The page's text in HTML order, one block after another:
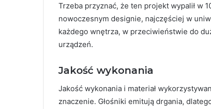
Trzeba przyznać, że ten projekt wypalił w
nowoczesnym designie, najczęściej w
każdego wnętrza, w przeciwieństwie do
urządzeń.
Jakość wykonania
Jakość wykonania i materiał
znaczenie. Głośniki emitują drgania,